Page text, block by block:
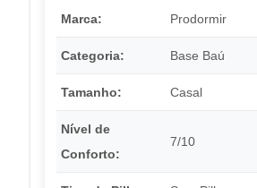
Marca: Prodormir
Categoria: Base Baú
Tamanho: Casal
Nível de
Conforto:
7/10